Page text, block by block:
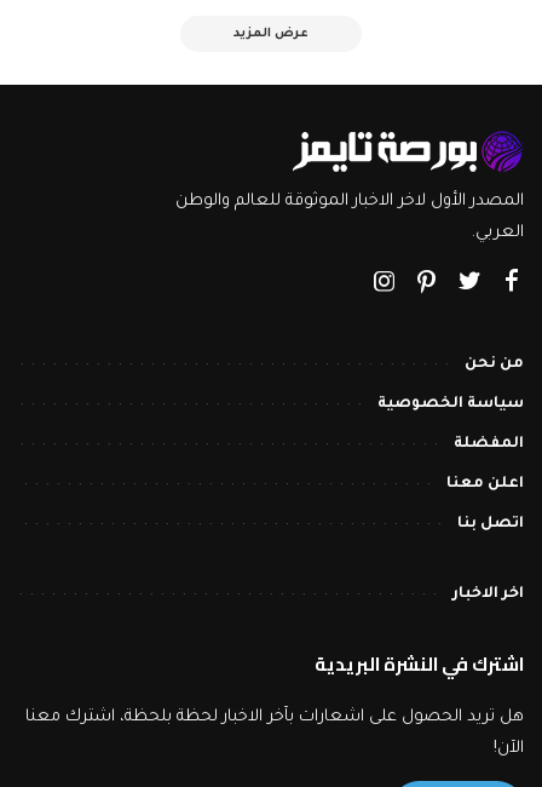
عرض المزيد
المصدر الأول لاخر الاخبار الموثوقة للعالم والوطن
العربي.
من نحن
سياسة الخصوصية
المفضلة
اعلن معنا
اتصل بنا
اخر الاخبار
اشترك في النشرة البريدية
هل تريد الحصول على اشعارات بآخر الاخبار لحظة بلحظة، اشترك معنا
الآن!